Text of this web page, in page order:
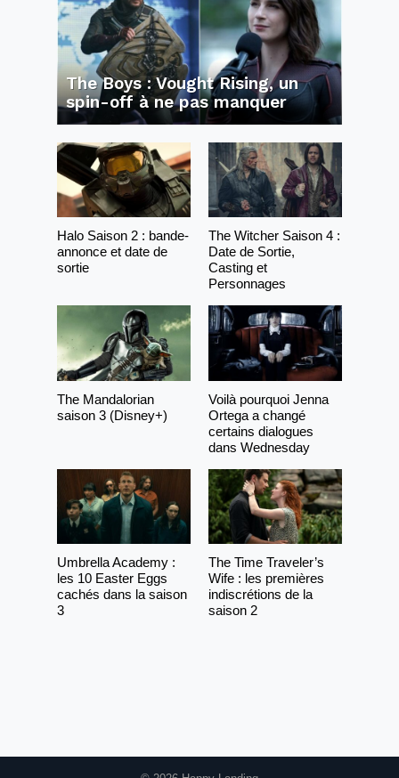
The Boys : Vought Rising, un
spin-off à ne pas manquer
Halo Saison 2 : bande-
annonce et date de
sortie
The Witcher Saison 4 :
Date de Sortie,
Casting et
Personnages
The Mandalorian
saison 3 (Disney+)
Voilà pourquoi Jenna
Ortega a changé
certains dialogues
dans Wednesday
Umbrella Academy :
les 10 Easter Eggs
cachés dans la saison
3
The Time Traveler’s
Wife : les premières
indiscrétions de la
saison 2